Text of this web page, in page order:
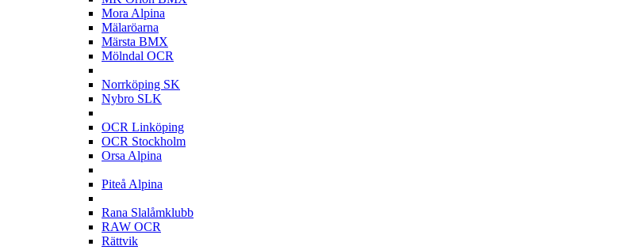
Mora Alpina
Mälaröarna
Märsta BMX
Mölndal OCR
Norrköping SK
Nybro SLK
OCR Linköping
OCR Stockholm
Orsa Alpina
Piteå Alpina
Rana Slalåmklubb
RAW OCR
Rättvik